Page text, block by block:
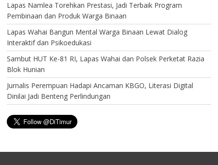
Lapas Namlea Torehkan Prestasi, Jadi Terbaik Program
Pembinaan dan Produk Warga Binaan
Lapas Wahai Bangun Mental Warga Binaan Lewat Dialog
Interaktif dan Psikoedukasi
Sambut HUT Ke-81 RI, Lapas Wahai dan Polsek Perketat Razia
Blok Hunian
Jurnalis Perempuan Hadapi Ancaman KBGO, Literasi Digital
Dinilai Jadi Benteng Perlindungan